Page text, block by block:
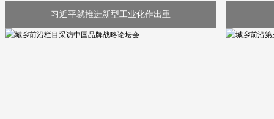
习近平就推进新型工业化作出重